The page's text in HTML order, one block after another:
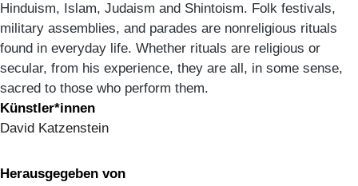
Hinduism, Islam, Judaism and Shintoism. Folk festivals,
military assemblies, and parades are nonreligious rituals
found in everyday life. Whether rituals are religious or
secular, from his experience, they are all, in some sense,
sacred to those who perform them.
Künstler*innen
David Katzenstein
Herausgegeben von